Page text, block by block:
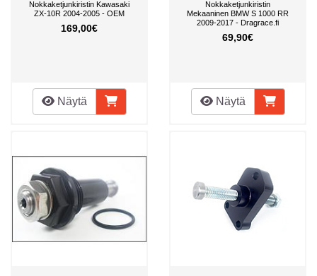
Nokkaketjunkiristin Kawasaki
ZX-10R 2004-2005 - OEM
169,00€
Näytä
Nokkaketjunkiristin
Mekaaninen BMW S 1000 RR
2009-2017 - Dragrace.fi
69,90€
Näytä